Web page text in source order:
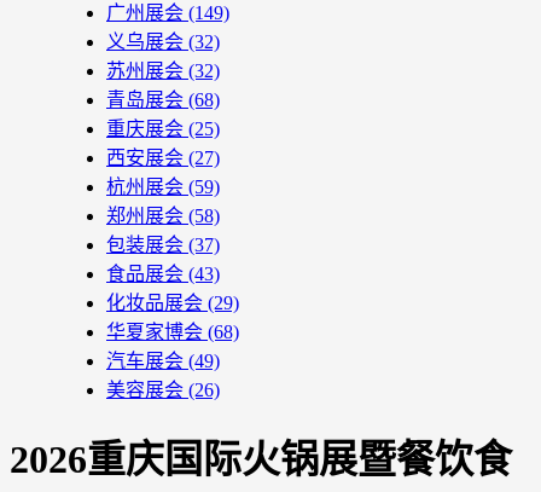
广州展会 (149)
义乌展会 (32)
苏州展会 (32)
青岛展会 (68)
重庆展会 (25)
西安展会 (27)
杭州展会 (59)
郑州展会 (58)
包装展会 (37)
食品展会 (43)
化妆品展会 (29)
华夏家博会 (68)
汽车展会 (49)
美容展会 (26)
2026重庆国际火锅展暨餐饮食